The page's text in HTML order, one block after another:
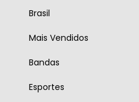
Brasil
Mais Vendidos
Bandas
Esportes